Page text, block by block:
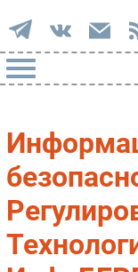
Интернет
Мобильная связь
Фиксированная